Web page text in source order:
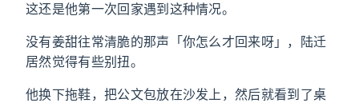
这还是他第一次回家遇到这种情况。
没有姜甜往常清脆的那声「你怎么才回来呀」，陆迁
居然觉得有些别扭。
他换下拖鞋，把公文包放在沙发上，然后就看到了桌